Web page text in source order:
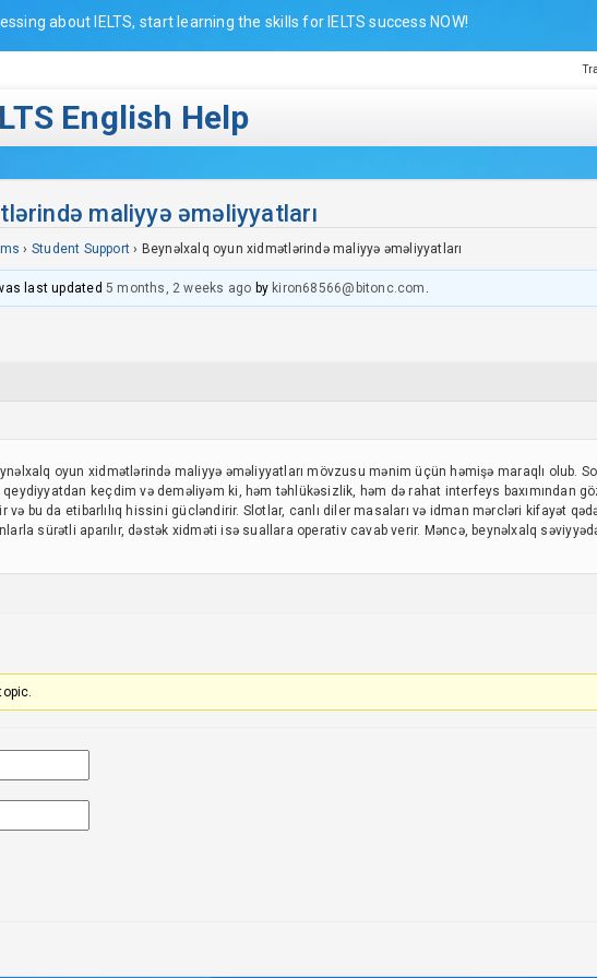
about IELTS, start learning the skills for IELTS success NOW!
English Help
maliyyə əməliyyatları
› Student Support › Beynəlxalq oyun xidmətlərində maliyyə əməliyyatları
last updated 5 months, 2 weeks ago by kiron68566@bitonc.com .
oyun xidmətlərində maliyyə əməliyyatları mövzusu mənim üçün həmişə maraqlı olub.
keçdim və deməliyəm ki, həm təhlükəsizlik, həm də rahat interfeys baxımından
və bu da etibarlılıq hissini gücləndirir. Slotlar, canlı diler masaları və idman mərcləri kifayət
sürətli aparılır, dəstək xidməti isə suallara operativ cavab verir. Məncə, beynəlxalq